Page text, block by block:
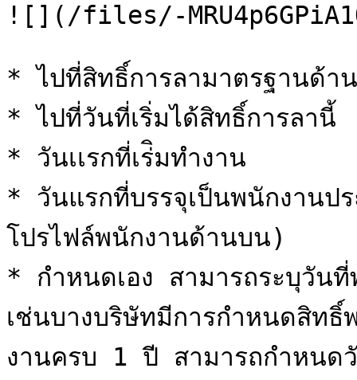
![](/files/-
* ไปที่สิทธิ์การลามาตรฐานด้
* ไปที่วันที่เริ่มได้สิทธิ์การลานี้
* วันเเรกที่เร่ิมทำงาน
* วันแรกที่บรรจุเป็นพนักงานป
โปรไฟล์พนักงานด้านบน)
* กำหนดเอง สามารถระบุวันที่
เช่นบางบริษัทมีการกำหนดสิทธิ์
งานครบ 1 ปี สามารถกำหนด